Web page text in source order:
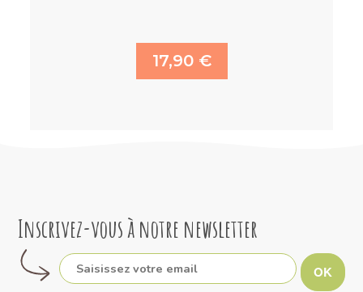
17,90 €
Inscrivez-vous à notre newsletter
OK